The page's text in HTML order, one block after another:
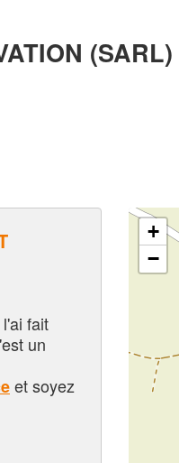
(SARL)
fait
un
et soyez
+
−